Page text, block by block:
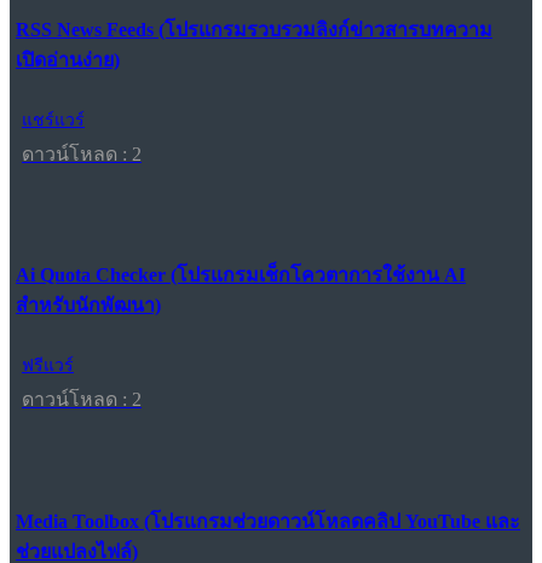
RSS News Feeds (โปรแกรมรวบรวมลิงก์ข่าวสารบทความ
เปิดอ่านง่าย)
แชร์แวร์
ดาวน์โหลด : 2
Ai Quota Checker (โปรแกรมเช็กโควตาการใช้งาน AI
สำหรับนักพัฒนา)
ฟรีแวร์
ดาวน์โหลด : 2
Media Toolbox (โปรแกรมช่วยดาวน์โหลดคลิป YouTube และ
ช่วยแปลงไฟล์)